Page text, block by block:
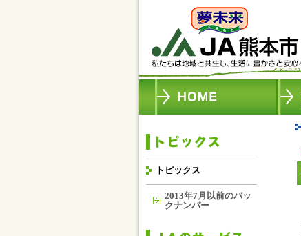
トピックス
2013年7月以前のバッ
クナンバー